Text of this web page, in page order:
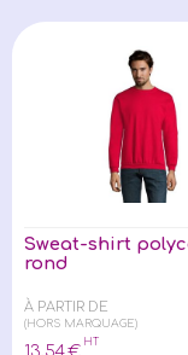
Sweat-shirt
rond
À PARTIR DE
(HORS MARQUAGE)
HT